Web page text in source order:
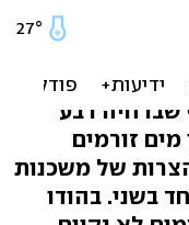
לשטוף
חיה רבע
זורמים
של משכנות
בשני. בהודו